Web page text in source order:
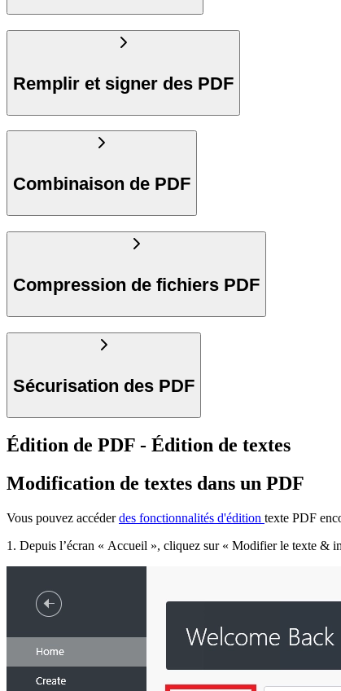
Remplir et signer des PDF
Combinaison de PDF
Compression de fichiers PDF
Sécurisation des PDF
Édition de PDF - Édition de textes
Modification de textes dans un PDF
Vous pouvez accéderdes fonctionnalités d'édition texte PDF
1. Depuis l’écran « Accueil », cliquez sur « Modifier le texte &